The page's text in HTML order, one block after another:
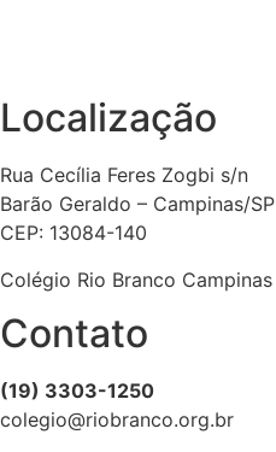
Localização
Rua Cecília Feres Zogbi s/n
Barão Geraldo – Campinas/SP
CEP: 13084-140
Colégio Rio Branco Campinas
Contato
(19) 3303-1250
colegio@riobranco.org.br